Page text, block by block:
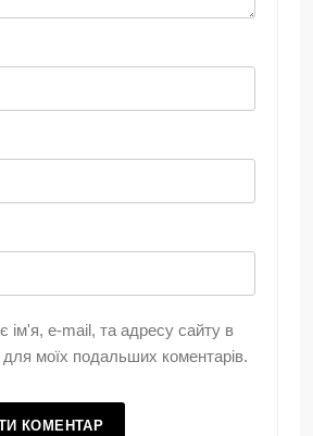
ім'я, e-mail, та адресу сайту в
моїх подальших коментарів.